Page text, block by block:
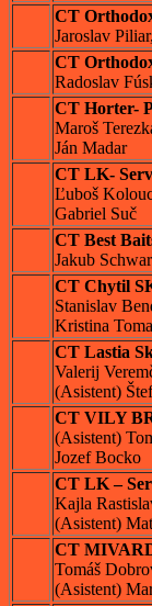
CT
Jaroslav
CT
Radoslav
CT Horter-
Maroš
Ján Madar
CT LK-
Ľuboš
Gabriel Suč
CT Best
Jakub
CT Chytil
Stanislav
Kristina
CT Lastia
Valerij
(Asistent)
CT VILY
(Asistent)
Jozef Bocko
CT LK –
Kajla
(Asistent)
CT
Tomáš
(Asistent)